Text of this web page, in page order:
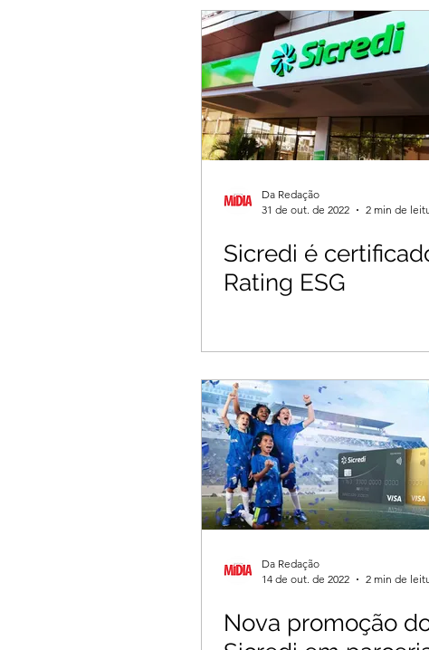
Da Redação
31 de out. de 2022
2 min de
Sicredi é
Rating ESG
Da Redação
14 de out. de 2022
2 min de
Nova promoção